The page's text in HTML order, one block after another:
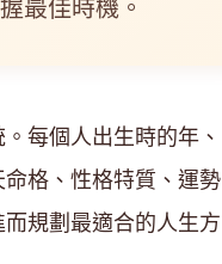
每個人出生時的年、
格、性格特質、運勢
規劃最適合的人生方